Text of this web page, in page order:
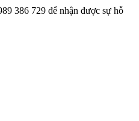
386 729 để nhận được sự hỗ